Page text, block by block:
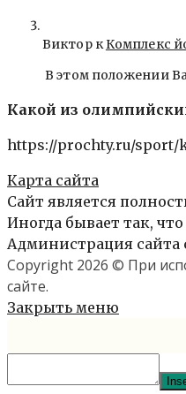
Виктор кКомплекс
В этом положении
Какой из
https://prochty.ru/
Карта сайта
Сайт является
Иногда бывает так,
Администрация сайта
Copyright 2026 © При
сайте.
Закрыть меню